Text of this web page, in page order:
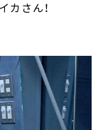
さん！